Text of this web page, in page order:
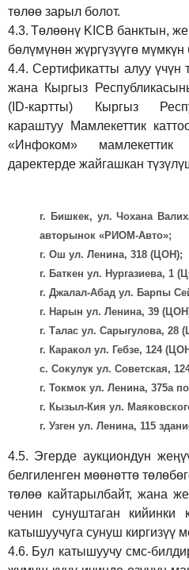
төлөө зарыл болот.
4.3. Төлөөнү KICB банктын,
бөлүмүнөн жүргүзүүгө мүмкүн
4.4.Сертификатты алуу үчүн
жана Кыргыз
(ID-картты) Кыргыз
караштуу Мамлекеттик
«Инфоком»
даректерде жайгашкан
г. Бишкек, ул. Чохана
авторынок «РИОМ-Авто»;
г. Ош ул. Ленина, 318 (ЦОН);
г. Баткен ул. Нургазиева, 1
г. Джалал-Абад ул. Барпы
г. Нарын ул. Ленина, 39
г. Талас ул. Сарыгулова, 28
г. Каракол ул. Гебзе, 124
с. Сокулук ул. Советская,
г. Токмок ул. Ленина, 375а
г. Кызыл-Кия ул.
г. Узген ул. Ленина, 115
4.5. Эгерде аукциондун
белгиленген мөөнөттө
төлөө кайтарылбайт, жана
ченин сунуштаган кийинки
катышуучуга сунуш киргизүү
4.6. Бул катышуучу смс-